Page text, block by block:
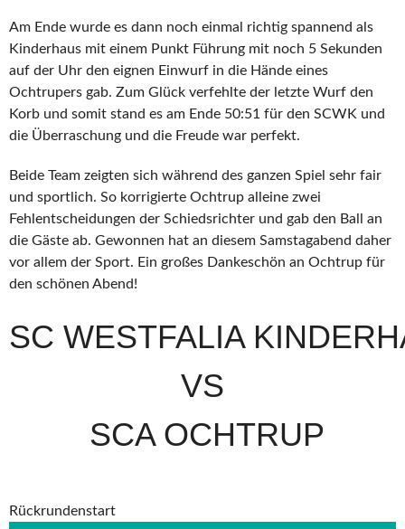
Am Ende wurde es dann noch einmal richtig spannend als
Kinderhaus mit einem Punkt Führung mit noch 5 Sekunden
auf der Uhr den eignen Einwurf in die Hände eines
Ochtrupers gab. Zum Glück verfehlte der letzte Wurf den
Korb und somit stand es am Ende 50:51 für den SCWK und
die Überraschung und die Freude war perfekt.
Beide Team zeigten sich während des ganzen Spiel sehr fair
und sportlich. So korrigierte Ochtrup alleine zwei
Fehlentscheidungen der Schiedsrichter und gab den Ball an
die Gäste ab. Gewonnen hat an diesem Samstagabend daher
vor allem der Sport. Ein großes Dankeschön an Ochtrup für
den schönen Abend!
SC WESTFALIA
VS
SCA OCHTRUP
Rückrundenstart